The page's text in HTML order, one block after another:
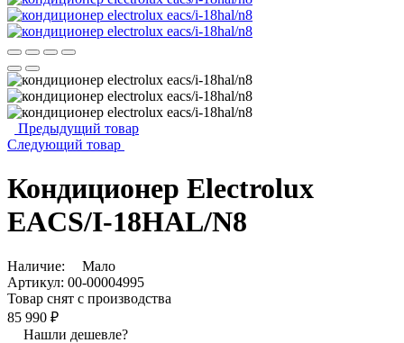
Предыдущий товар
Следующий товар
Кондиционер Electrolux
EACS/I-18HAL/N8
Наличие:
Мало
Артикул: 00-00004995
Товар снят с производства
85 990 ₽
Нашли дешевле?